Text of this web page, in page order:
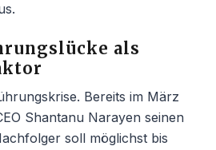
als
Bereits im März
Shantanu Narayen seinen
soll möglichst bis